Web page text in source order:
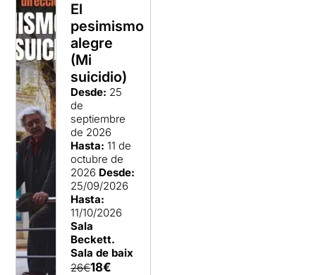
El
pesimismo
alegre
(Mi
suicidio)
Desde: 25
de
septiembre
de 2026
Hasta: 11 de
octubre de
2026 Desde:
25/09/2026
Hasta:
11/10/2026
Sala
Beckett.
Sala de baix
26€18€